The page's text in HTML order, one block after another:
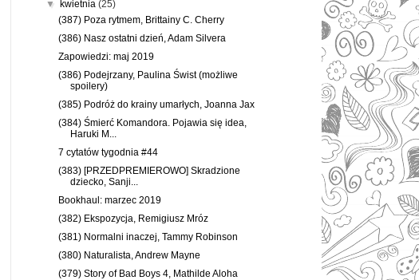
▼kwietnia(25)
(387) Poza rytmem, Brittainy C. Cherry
(386) Nasz ostatni dzień, Adam Silvera
Zapowiedzi: maj 2019
(386) Podejrzany, Paulina Świst (możliwe
spoilery)
(385) Podróż do krainy umarłych, Joanna Jax
(384) Śmierć Komandora. Pojawia się idea,
Haruki M...
7 cytatów tygodnia #44
(383) [PRZEDPREMIEROWO] Skradzione
dziecko, Sanji...
Bookhaul: marzec 2019
(382) Ekspozycja, Remigiusz Mróz
(381) Normalni inaczej, Tammy Robinson
(380) Naturalista, Andrew Mayne
(379) Story of Bad Boys 4, Mathilde Aloha